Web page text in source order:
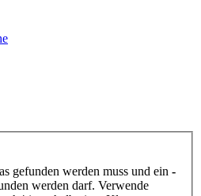
gefunden werden muss und ein -
werden darf. Verwende